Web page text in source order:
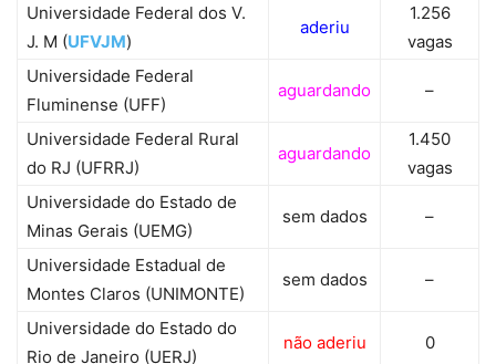
Universidade Federal dos V.
J. M (UFVJM)
aderiu
1.256
vagas
Universidade Federal
Fluminense (UFF)
aguardando –
Universidade Federal Rural
do RJ (UFRRJ)
aguardando
1.450
vagas
Universidade do Estado de
Minas Gerais (UEMG)
sem dados –
Universidade Estadual de
Montes Claros (UNIMONTE)
sem dados –
Universidade do Estado do
Rio de Janeiro (UERJ)
não aderiu 0